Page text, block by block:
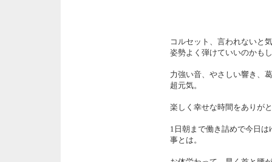
コルセット、言われないと
姿勢よく弾けていいのかも
力強い音、やさしい響き、
超元気。
楽しく幸せな時間をありが
1日朝まで働き詰めで今日
事とは。